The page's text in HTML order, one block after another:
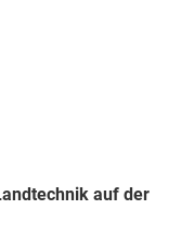
auf der